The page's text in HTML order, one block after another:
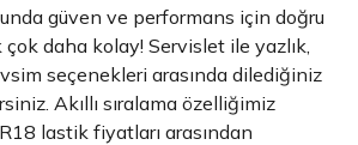
güven ve performans için doğru
daha kolay! Servislet ile yazlık,
seçenekleri arasında dilediğiniz
Akıllı sıralama özelliğimiz
lastik fiyatları arasından